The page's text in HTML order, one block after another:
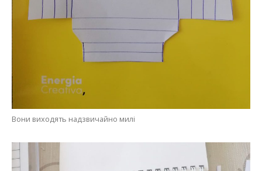
Вони виходять надзвичайно милі